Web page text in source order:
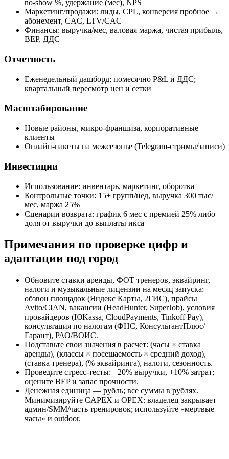
no‑show %, удержание (мес), NPS
Маркетинг/продажи: лиды, CPL, конверсия пробное →
абонемент, CAC, LTV/CAC
Финансы: выручка/мес, валовая маржа, чистая прибыль,
BEP, ДДС
Отчетность
Еженедельный дашборд; помесячно P&L и ДДС;
квартальный пересмотр цен и сетки
Масштабирование
Новые районы, микро‑франшиза, корпоративные
клиенты
Онлайн‑пакеты на межсезонье (Telegram‑стримы/записи)
Инвестиции
Использование: инвентарь, маркетинг, оборотка
Контрольные точки: 15+ групп/нед, выручка 300 тыс/
мес, маржа 25%
Сценарии возврата: график 6 мес с премией 25% либо
доля от выручки до выплаты икса
Примечания по проверке цифр и
адаптации под город
Обновите ставки аренды, ФОТ тренеров, эквайринг,
налоги и музыкальные лицензии на месяц запуска:
обзвон площадок (Яндекс Карты, 2ГИС), прайсы
Avito/CIAN, вакансии (HeadHunter, SuperJob), условия
провайдеров (ЮKassa, CloudPayments, Tinkoff Pay),
консультация по налогам (ФНС, КонсультантПлюс/
Гарант), РАО/ВОИС.
Подставьте свои значения в расчет: (часы × ставка
аренды), (классы × посещаемость × средний доход),
(ставка тренера), (% эквайринга), налоги, сезонность.
Проведите стресс‑тесты: −20% выручки, +10% затрат;
оцените BEP и запас прочности.
Денежная единица — рубль; все суммы в рублях.
Минимизируйте CAPEX и OPEX: владелец закрывает
админ/SMM/часть тренировок; используйте «мертвые
часы» и outdoor.